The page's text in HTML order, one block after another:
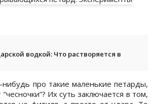
водкой: Что растворяется в
про такие маленькие петарды,
Их суть заключается в том,